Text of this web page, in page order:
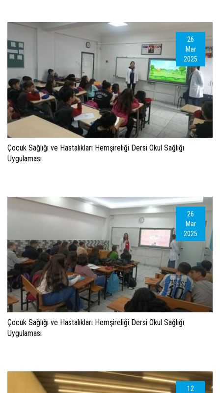
26
Mar
2025
Çocuk Sağlığı ve Hastalıkları Hemşireliği Dersi Okul Sağlığı
Uygulaması
26
Mar
2025
Çocuk Sağlığı ve Hastalıkları Hemşireliği Dersi Okul Sağlığı
Uygulaması
12